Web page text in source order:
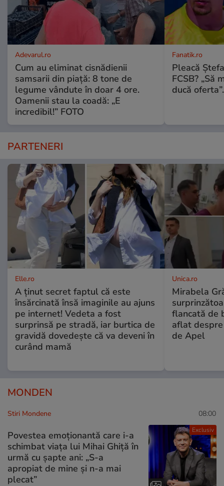
Adevarul.ro
Cum au eliminat cisnădienii
samsarii din piață: 8 tone de
legume vândute în doar 4 ore.
Oamenii stau la coadă: „E
incredibil!” FOTO
Fanatik.ro
Pleacă
FCSB? „Să
ducă
PARTENERI
Elle.ro
A ținut secret faptul că este
însărcinată însă imaginile au ajuns
pe internet! Vedeta a fost
surprinsă pe stradă, iar burtica de
gravidă dovedește că va deveni în
curând mamă
Unica.ro
Mirabela
flancată de
aflat
de Apel
MONDEN
Exclusiv
Stiri Mondene 08:00
Povestea emoționantă care i-a
schimbat viața lui Mihai Ghiță în
urmă cu șapte ani: „S-a
apropiat de mine și n-a mai
plecat”